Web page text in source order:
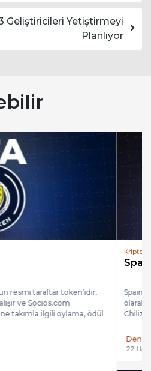
Geliştiricileri Yetiştirmeyi
Planlıyor
takımı taraftarlarının takımla dijital
resmi taraftar token’ıdır.
kullanılır. Sahiplerine...